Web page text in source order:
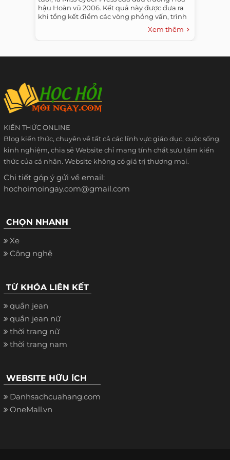
hậu Hoàn vũ 2006. Kết quả này được đưa ra
khi tổng kết điểm các vòng phỏng vấn, trình
Xem thêm
KIẾN THỨC ONLINE
Blog kiến thức, chuyên về tất cả các lĩnh vực giáo dục, cuộc sống,
kinh nghiệm, chia sẻ Website chỉ mang tính chất sưu tầm kiến
thức của cá nhân. Website không có giá trị thương mại.
Chi tiết góp ý gửi về email:
hochoimoingay.com@gmail.com
CHỌN NHANH
Xe
Công nghệ
TỪ KHÓA LIÊN KẾT
quần jean
quần jean nữ
thời trang nữ
thời trang nam
WEBSITE HỮU ÍCH
Danhsachcuahang.com
OneMall.vn